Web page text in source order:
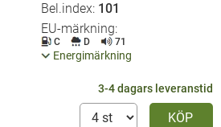
Bel.index 101
EU-märkning
C D 71
Energimärkning
3-4 dagars leveranstid
KÖP